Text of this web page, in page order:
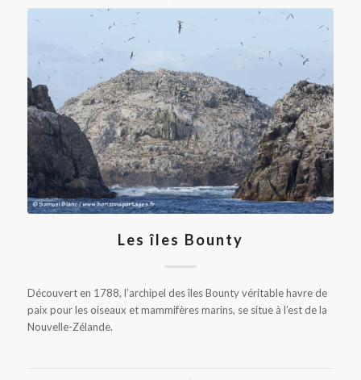
Les îles Bounty
Découvert en 1788, l’archipel des îles Bounty véritable havre de
paix pour les oiseaux et mammifères marins, se situe à l’est de la
Nouvelle-Zélande.